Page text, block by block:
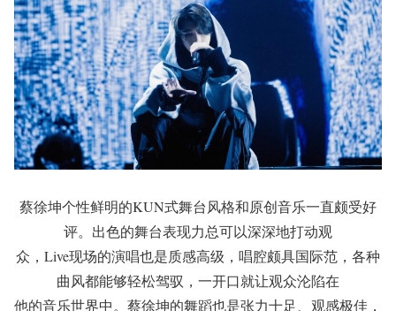
蔡徐坤个性鲜明的KUN式舞台风格和原创音乐一直颇受好
评。出色的舞台表现力总可以深深地打动观
众，Live现场的演唱也是质感高级，唱腔颇具国际范，各种
曲风都能够轻松驾驭，一开口就让观众沦陷在
他的音乐世界中。蔡徐坤的舞蹈也是张力十足、观感极佳，